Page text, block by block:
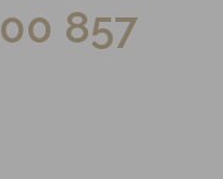
857